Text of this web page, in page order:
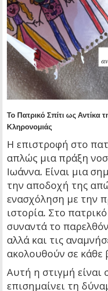
Το Πατρικό Σπίτι ως Αντίκα
Κληρονομιάς
Η επιστροφή στο
απλώς μια πράξη
Ιωάννα. Είναι μια
την αποδοχή της
ενασχόληση με την
ιστορία. Στο
συναντά το
αλλά και τις
ακολουθούν σε κάθε
Αυτή η στιγμή είναι
επισημαίνει τη